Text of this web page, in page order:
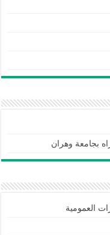
بجامعة وهران
العمومية